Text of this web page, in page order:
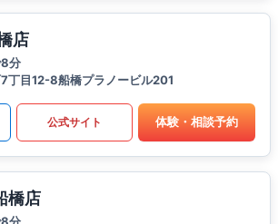
店
分
丁目12-8船橋プラノービル201
公式サイト 体験・相談予約
橋店
分